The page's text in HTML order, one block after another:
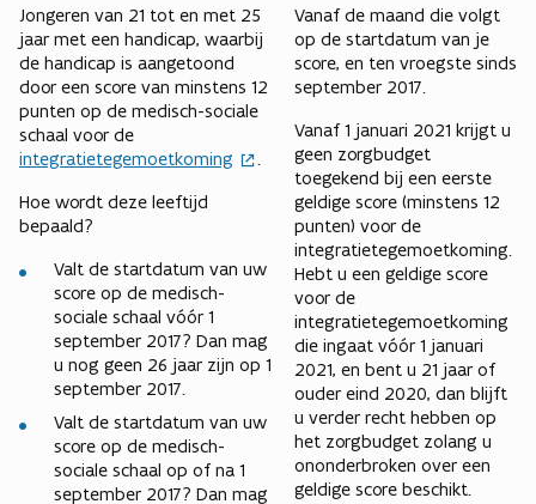
Jongeren van 21 tot en met 25
jaar met een handicap, waarbij
de handicap is aangetoond
door een score van minstens 12
punten op de medisch-sociale
schaal voor de
integratietegemoetkoming
.
Hoe wordt deze leeftijd
bepaald?
Valt de startdatum van uw
score op de medisch-
sociale schaal vóór 1
september 2017? Dan mag
u nog geen 26 jaar zijn op 1
september 2017.
Valt de startdatum van uw
score op de medisch-
sociale schaal op of na 1
september 2017? Dan mag
Vanaf de maand die volgt
op de startdatum van je
score, en ten vroegste sinds
september 2017.
Vanaf 1 januari 2021 krijgt u
geen zorgbudget
toegekend bij een eerste
geldige score (minstens 12
punten) voor de
integratietegemoetkoming.
Hebt u een geldige score
voor de
integratietegemoetkoming
die ingaat vóór 1 januari
2021, en bent u 21 jaar of
ouder eind 2020, dan blijft
u verder recht hebben op
het zorgbudget zolang u
ononderbroken over een
geldige score beschikt.